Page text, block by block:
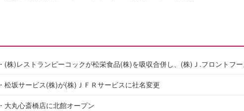
・(株)レストランピーコックが松栄食品(株)を吸収合併し、(株)Ｊ.フロントフ
・松坂サービス(株)が(株)ＪＦＲサービスに社名変更
・大丸心斎橋店に北館オープン